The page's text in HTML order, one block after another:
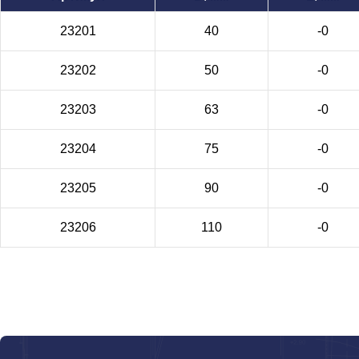
23201 40 -0
23202 50 -0
23203 63 -0
23204 75 -0
23205 90 -0
23206 110 -0